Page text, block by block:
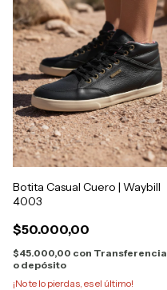
Botita Casual Cuero | Waybill
4003
$50.000,00
$45.000,00 con Transferencia
o depósito
¡No te lo pierdas, es el último!